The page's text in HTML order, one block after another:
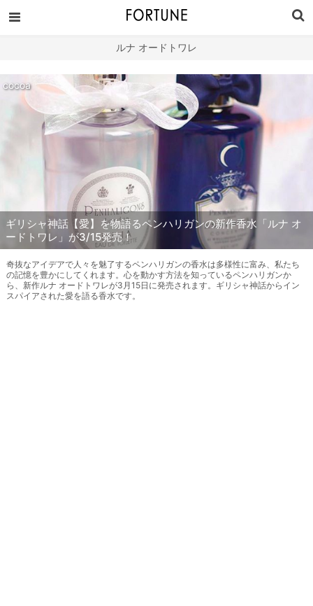
ルナ オードトワレ
cocoa
ギリシャ神話【愛】を物語るペンハリガンの新作香水「ルナ オ
ードトワレ」が3/15発売！
奇抜なアイデアで人々を魅了するペンハリガンの香水は多様性に富み、私たち
の記憶を豊かにしてくれます。心を動かす方法を知っているペンハリガンか
ら、新作ルナ オードトワレが3月15日に発売されます。ギリシャ神話からイン
スパイアされた愛を語る香水です。